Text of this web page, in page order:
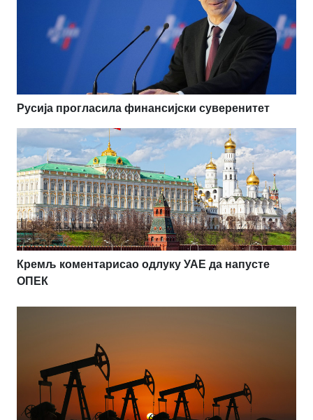
Русија прогласила финансијски суверенитет
Кремљ коментарисао одлуку УАЕ да напусте
ОПЕК